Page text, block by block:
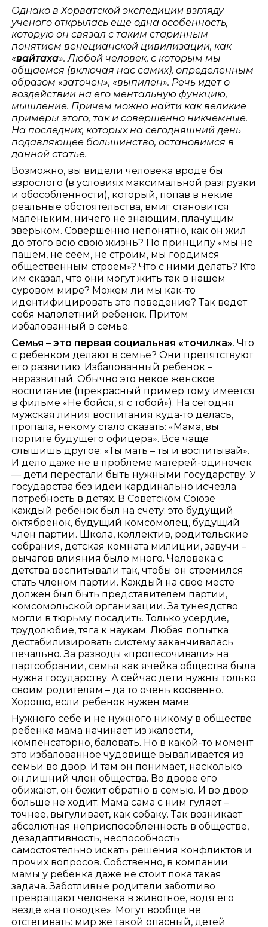
Однако в Хорватской экспедиции взгляду
ученого открылась еще одна особенность,
которую он связал с таким старинным
понятием венецианской цивилизации, как
«вайтаха». Любой человек, с которым мы
общаемся (включая нас самих), определенным
образом «заточен», «выпилен». Речь идет о
воздействии на его ментальную функцию,
мышление. Причем можно найти как великие
примеры этого, так и совершенно никчемные.
На последних, которых на сегодняшний день
подавляющее большинство, остановимся в
данной статье.
Возможно, вы видели человека вроде бы
взрослого (в условиях максимальной разгрузки
и обособленности), который, попав в некие
реальные обстоятельства, вмиг становится
маленьким, ничего не знающим, плачущим
зверьком. Совершенно непонятно, как он жил
до этого всю свою жизнь? По принципу «мы не
пашем, не сеем, не строим, мы гордимся
общественным строем»? Что с ними делать? Кто
им сказал, что они могут жить так в нашем
суровом мире? Можем ли мы как-то
идентифицировать это поведение? Так ведет
себя малолетний ребенок. Притом
избалованный в семье.
Семья – это первая социальная «точилка». Что
с ребенком делают в семье? Они препятствуют
его развитию. Избалованный ребенок –
неразвитый. Обычно это некое женское
воспитание (прекрасный пример тому имеется
в фильме «Не бойся, я с тобой»). На сегодня
мужская линия воспитания куда-то делась,
пропала, некому стало сказать: «Мама, вы
портите будущего офицера». Все чаще
слышишь другое: «Ты мать – ты и воспитывай».
И дело даже не в проблеме матерей-одиночек
— дети перестали быть нужными государству. У
государства без идеи кардинально исчезла
потребность в детях. В Советском Союзе
каждый ребенок был на счету: это будущий
октябренок, будущий комсомолец, будущий
член партии. Школа, коллектив, родительские
собрания, детская комната милиции, завучи –
рычагов влияния было много. Человека с
детства воспитывали так, чтобы он стремился
стать членом партии. Каждый на свое месте
должен был быть представителем партии,
комсомольской организации. За тунеядство
могли в тюрьму посадить. Только усердие,
трудолюбие, тяга к наукам. Любая попытка
дестабилизировать систему заканчивалась
печально. За разводы «пропесочивали» на
партсобрании, семья как ячейка общества была
нужна государству. А сейчас дети нужны только
своим родителям – да то очень косвенно.
Хорошо, если ребенок нужен маме.
Нужного себе и не нужного никому в обществе
ребенка мама начинает из жалости,
компенсаторно, баловать. Но в какой-то момент
это избалованное чудовище вываливается из
семьи во двор. И там он понимает, насколько
он лишний член общества. Во дворе его
обижают, он бежит обратно в семью. И во двор
больше не ходит. Мама сама с ним гуляет –
точнее, выгуливает, как собаку. Так возникает
абсолютная неприспособленность в обществе,
дезадаптивность, неспособность
самостоятельно искать решения конфликтов и
прочих вопросов. Собственно, в компании
мамы у ребенка даже не стоит пока такая
задача. Заботливые родители заботливо
превращают человека в животное, водя его
везде «на поводке». Могут вообще не
отстегивать: мир же такой опасный, детей